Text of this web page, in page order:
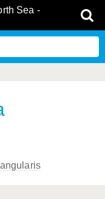
Sea -